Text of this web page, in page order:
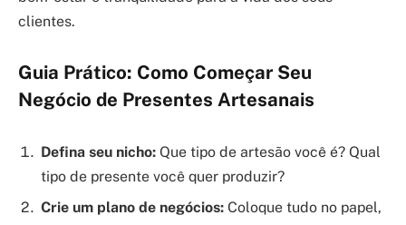
clientes.
Guia Prático: Como Começar Seu
Negócio de Presentes Artesanais
Defina seu nicho: Que tipo de artesão você é? Qual
tipo de presente você quer produzir?
Crie um plano de negócios: Coloque tudo no papel,